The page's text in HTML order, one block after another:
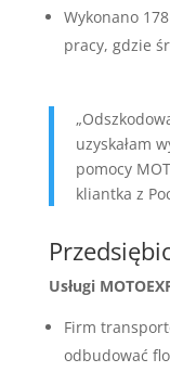
Wykonano
pracy, gdzie
uzyskałam
pomocy
kliantka z
Usługi
Firm
odbudować